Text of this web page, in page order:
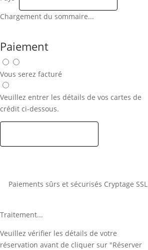
Chargement du sommaire...
Paiement
Vous serez facturé
Veuillez entrer les détails de vos cartes de
crédit ci-dessous.
Paiements sûrs et sécurisés Cryptage SSL
Traitement...
Veuillez vérifier les détails de votre
réservation avant de cliquer sur "Réserver